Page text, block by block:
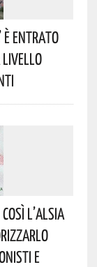
È Entrato
Livello
L’Alsia
E